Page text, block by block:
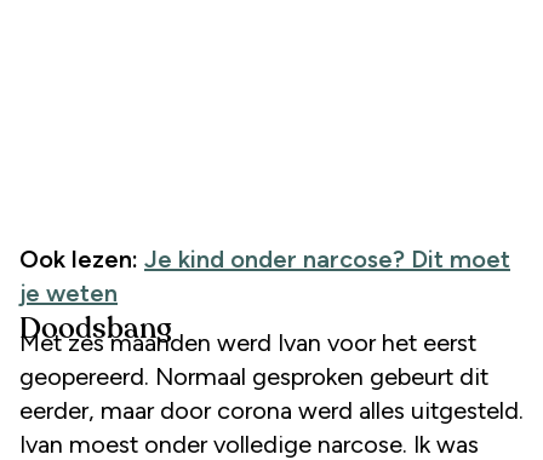
Ook lezen: Je kind onder narcose? Dit moet
je weten
Doodsbang
Met zes maanden werd Ivan voor het eerst
geopereerd. Normaal gesproken gebeurt dit
eerder, maar door corona werd alles uitgesteld.
Ivan moest onder volledige narcose. Ik was